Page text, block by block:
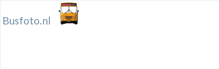
Busfoto.nl